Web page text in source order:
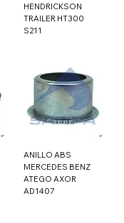
HENDRICKSON
TRAILER HT300
S211
ANILLO ABS
MERCEDES BENZ
ATEGO AXOR
AD1407